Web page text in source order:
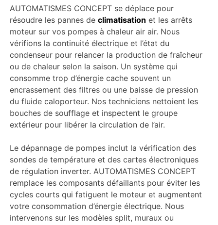
AUTOMATISMES CONCEPT se déplace pour
résoudre les pannes de climatisation et les arrêts
moteur sur vos pompes à chaleur air air. Nous
vérifions la continuité électrique et l’état du
condenseur pour relancer la production de fraîcheur
ou de chaleur selon la saison. Un système qui
consomme trop d’énergie cache souvent un
encrassement des filtres ou une baisse de pression
du fluide caloporteur. Nos techniciens nettoient les
bouches de soufflage et inspectent le groupe
extérieur pour libérer la circulation de l’air.
Le dépannage de pompes inclut la vérification des
sondes de température et des cartes électroniques
de régulation inverter. AUTOMATISMES CONCEPT
remplace les composants défaillants pour éviter les
cycles courts qui fatiguent le moteur et augmentent
votre consommation d’énergie électrique. Nous
intervenons sur les modèles split, muraux ou